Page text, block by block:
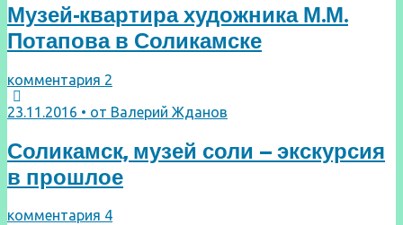
Музей-квартира художника М.М.
Потапова в Соликамске
комментария 2
23.11.2016 • от Валерий Жданов
Соликамск, музей соли – экскурсия
в прошлое
комментария 4